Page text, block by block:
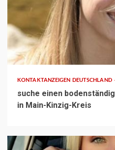
1 min read
KONTAKTANZEIGEN DEUTSCHLAND
suche einen
in Main-Kinzig-Kreis